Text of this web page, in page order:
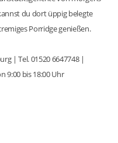
du dort üppig belegte
Porridge genießen.
| Tel. 01520 6647748 |
9:00 bis 18:00 Uhr